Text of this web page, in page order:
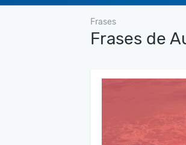
Frases
Frases de